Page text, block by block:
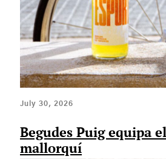
July 30, 2026
Begudes Puig equipa
mallorquí